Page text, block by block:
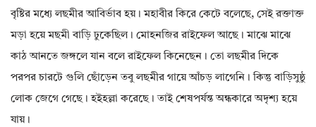
বৃষ্টির মধ্যে লছমীর আবির্ভাব হয়। মহাবীর কিরে কেটে বলেছে, সেই রক্তাক্ত
মড়া হয়ে মছমী বাড়ি ঢুকেছিল। মোহনজির রাইফেল আছে। মাঝে মাঝে
কাঠ আনতে জঙ্গলে যান বলে রাইফেল কিনেছেন। তো লছমীর দিকে
পরপর চারটে গুলি ছোঁড়েন তবু লছমীর গায়ে আঁচড় লাগেনি। কিন্তু বাড়িসুষ্ঠু
লোক জেগে গেছে। হইহল্লা করেছে। তাই শেষপর্যন্ত অন্ধকারে অদৃশ্য হয়ে
যায়।